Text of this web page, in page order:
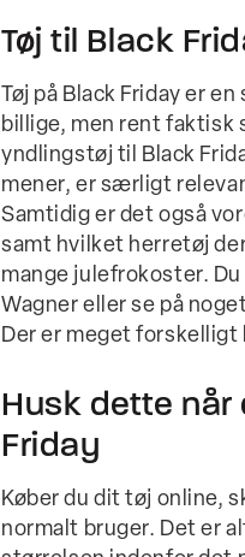
Tøj til Black
Tøj på Black Friday er
billige, men rent faktisk
yndlingstøj til Black
mener, er særligt
Samtidig er det også
samt hvilket herretøj
mange julefrokoster. Du
Wagner eller se på
Der er meget
Husk dette
Friday
Køber du dit tøj online,
normalt bruger. Det er